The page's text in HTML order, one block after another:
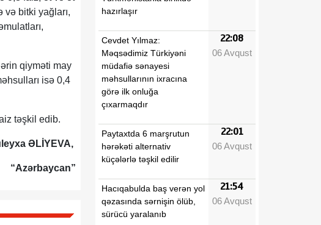
və bitki yağları,
qiyməti may
isə 0,4
təşkil edib.
ƏLİYEVA,
“Azərbaycan”
hazırlaşır
Cevdet Yılmaz:
Məqsədimiz Türkiyəni
müdafiə sənayesi
məhsullarının ixracına
görə ilk onluğa
çıxarmaqdır
22:08
06 Avqust
Paytaxtda 6 marşrutun
hərəkəti alternativ
küçələrlə təşkil edilir
22:01
06 Avqust
Hacıqabulda baş verən yol
qəzasında sərnişin ölüb,
sürücü yaralanıb
21:54
06 Avqust